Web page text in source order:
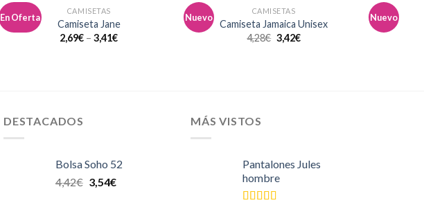
En Oferta
CAMISETAS
Camiseta Jane
2,69€ –3,41€
Nuevo
CAMISETAS
Camiseta Jamaica Unisex
4,28€ 3,42€
Nuevo
DESTACADOS
Bolsa Soho 52
4,42€ 3,54€
MÁS VISTOS
Pantalones Jules
hombre